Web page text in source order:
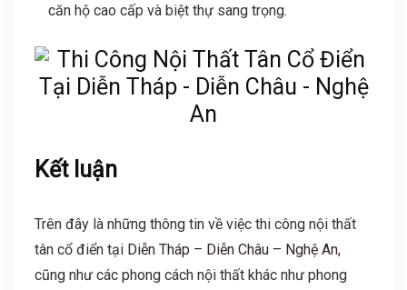
căn hộ cao cấp và biệt thự sang trọng.
Kết luận
Trên đây là những thông tin về việc thi công nội thất
tân cổ điển tạiDiễn Tháp – Diễn Châu – Nghệ An,
cũng như các phong cách nội thất khác như phong